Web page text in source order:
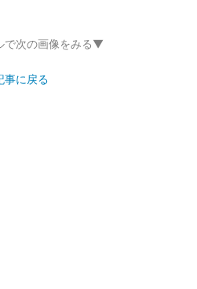
で次の画像をみる▼
事に戻る